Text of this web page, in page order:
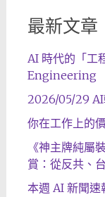
最新文章
AI 時代的「工
Engineering
2026/05/29 AI
你在工作上的
《神主牌純屬
賞：從反共、
本週 AI 新聞速